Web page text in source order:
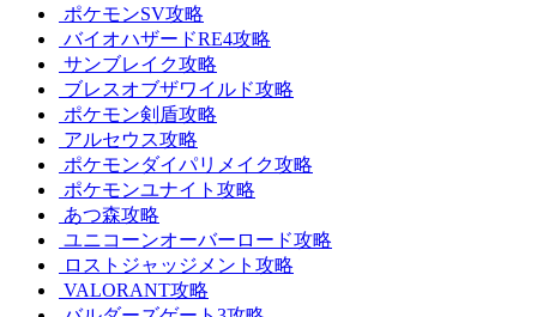
ポケモンSV攻略
バイオハザードRE4攻略
サンブレイク攻略
ブレスオブザワイルド攻略
ポケモン剣盾攻略
アルセウス攻略
ポケモンダイパリメイク攻略
ポケモンユナイト攻略
あつ森攻略
ユニコーンオーバーロード攻略
ロストジャッジメント攻略
VALORANT攻略